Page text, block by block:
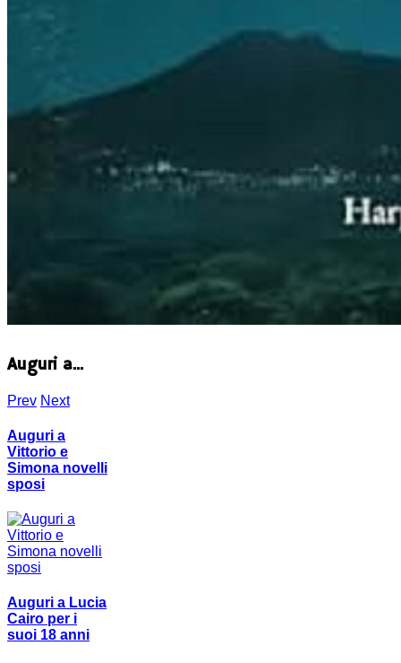
Auguri a...
Prev Next
Auguri a
Vittorio e
Simona novelli
sposi
Auguri a Lucia
Cairo per i
suoi 18 anni